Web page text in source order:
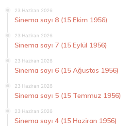
23 Haziran 2026
Sinema sayı 8 (15 Ekim 1956)
23 Haziran 2026
Sinema sayı 7 (15 Eylül 1956)
23 Haziran 2026
Sinema sayı 6 (15 Ağustos 1956)
23 Haziran 2026
Sinema sayı 5 (15 Temmuz 1956)
23 Haziran 2026
Sinema sayı 4 (15 Haziran 1956)